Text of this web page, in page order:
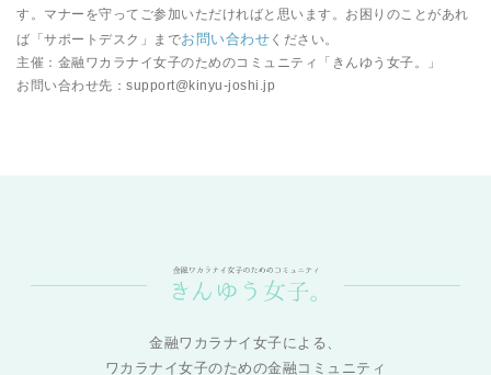
す。マナーを守ってご参加いただければと思います。お困りのことがあれ
ば「サポートデスク」までお問い合わせ ください。
主催：金融ワカラナイ女子のためのコミュニティ「きんゆう女子。」
お問い合わせ先：support@kinyu-joshi.jp
金融ワカラナイ女子による、
ワカラナイ女子のための金融コミュニティ